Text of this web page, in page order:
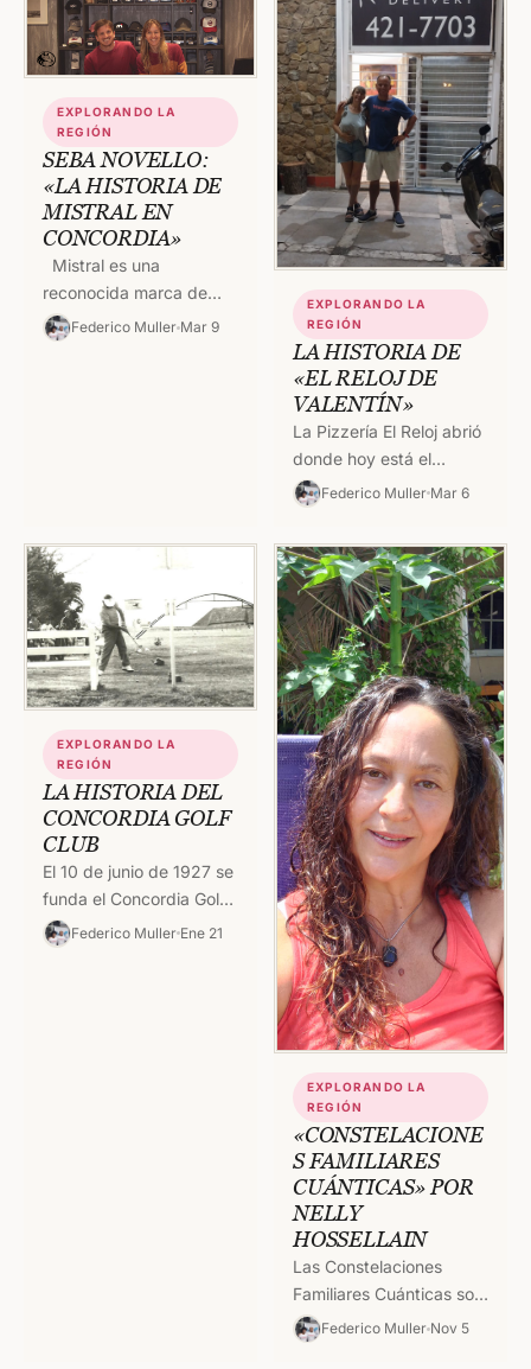
EXPLORANDO LA
REGIÓN
SEBA NOVELLO:
«LA HISTORIA DE
MISTRAL EN
CONCORDIA»
Mistral es una
reconocida marca de
moda casual y
deportiva, con aires
Federico Muller Mar 9
EXPLORANDO LA
REGIÓN
LA HISTORIA DE
«EL RELOJ DE
VALENTÍN»
La Pizzería El Reloj abrió
donde hoy está el
Supermercado Modelo
originarios dueños,
quienes hicieron las…
Federico Muller Mar 6
EXPLORANDO LA
REGIÓN
LA HISTORIA DEL
CONCORDIA GOLF
CLUB
El 10 de junio de 1927 se
funda el Concordia Golf
Club en terrenos
Federico Muller Ene 21
EXPLORANDO LA
REGIÓN
«CONSTELACIONE
S FAMILIARES
CUÁNTICAS» POR
NELLY
HOSSELLAIN
Las Constelaciones
Familiares Cuánticas son
una forma de
Psicoterapia Sistémica
Federico Muller Nov 5